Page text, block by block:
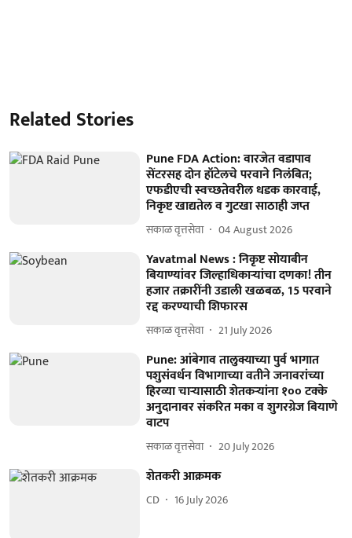
Related Stories
Pune FDA Action: वारजेत वडापाव
सेंटरसह दोन हॉटेलचे परवाने निलंबित;
एफडीएची स्वच्छतेवरील धडक कारवाई,
निकृष्ट खाद्यतेल व गुटखा साठाही जप्त
सकाळ वृत्तसेवा 04 August 2026
Yavatmal News : निकृष्ट सोयाबीन
बियाण्यांवर जिल्हाधिकार्‍यांचा दणका! तीन
हजार तक्रारींनी उडाली खळबळ, 15 परवाने
रद्द करण्याची शिफारस
सकाळ वृत्तसेवा 21 July 2026
Pune: आंबेगाव तालुक्याच्या पुर्व भागात
पशुसंवर्धन विभागाच्या वतीने जनावरांच्या
हिरव्या चाऱ्यासाठी शेतकऱ्यांना १०० टक्के
अनुदानावर संकरित मका व शुगरग्रेज बियाणे
वाटप
सकाळ वृत्तसेवा 20 July 2026
शेतकरी आक्रमक
CD 16 July 2026